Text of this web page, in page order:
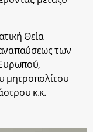
Θεία
των
μητροπολίτου
κ.κ.